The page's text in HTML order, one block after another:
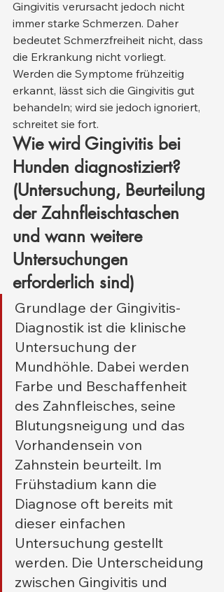
Gingivitis verursacht jedoch nicht
immer starke Schmerzen. Daher
bedeutet Schmerzfreiheit nicht, dass
die Erkrankung nicht vorliegt.
Werden die Symptome frühzeitig
erkannt, lässt sich die Gingivitis gut
behandeln; wird sie jedoch ignoriert,
schreitet sie fort.
Wie wird Gingivitis bei
Hunden diagnostiziert?
(Untersuchung, Beurteilung
der Zahnfleischtaschen
und wann weitere
Untersuchungen
erforderlich sind)
Grundlage der Gingivitis-
Diagnostik ist die klinische
Untersuchung der
Mundhöhle. Dabei werden
Farbe und Beschaffenheit
des Zahnfleisches, seine
Blutungsneigung und das
Vorhandensein von
Zahnstein beurteilt. Im
Frühstadium kann die
Diagnose oft bereits mit
dieser einfachen
Untersuchung gestellt
werden. Die Unterscheidung
zwischen Gingivitis und